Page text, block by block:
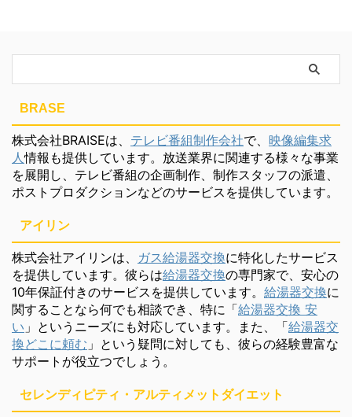
BRASE
株式会社BRAISEは、 テレビ番組制作会社で、 映像編集求
人情報も提供しています。放送業界に関連する様々な事業
を展開し、テレビ番組の企画制作、制作スタッフの派遣、
ポストプロダクションなどのサービスを提供しています。
アイリン
株式会社アイリンは、 ガス給湯器交換に特化したサービス
を提供しています。彼らは給湯器交換の専門家で、安心の
10年保証付きのサービスを提供しています。 給湯器交換に
関することなら何でも相談でき、特に「給湯器交換 安
い 」というニーズにも対応しています。また、「給湯器交
換どこに頼む 」という疑問に対しても、彼らの経験豊富な
サポートが役立つでしょう。
セレンディピティ・アルティメットダイエット